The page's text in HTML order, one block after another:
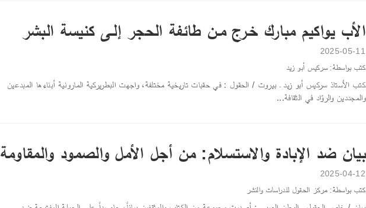
الأب يواكيم مبارك خـرج مـن طائفة الحجر إلـى كنيسة البشر
2025-05-11
كتب بواسطة: سركيس أبو زيد
كتب الأستاذ سركيس أبو زيد ـ بيروت / الحقول : في حقبات تاريخية مختلفة، واجهت البطريركية المارونية أبناءها المبدعين
والمجددين والروّاد في الثقافة...
بيان ضد الإبادة والاستسلام: من أجل الأمل والصمود والمقاومة
2025-04-12
كتب بواسطة: مركز الحقول للدراسات والنشر